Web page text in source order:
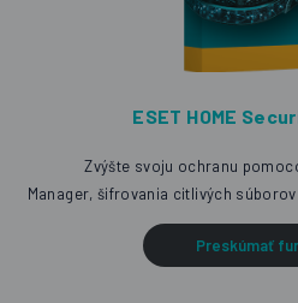
ESET HOME
Zvýšte svoju ochranu
Manager, šifrovania citlivých
Preskúmať